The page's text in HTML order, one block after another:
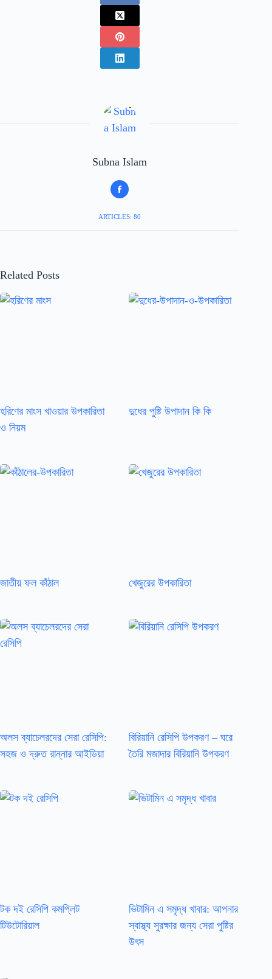
Subna Islam
ARTICLES: 80
Related Posts
হরিণের মাংস খাওয়ার উপকারিতা
ও নিয়ম
দুধের পুষ্টি উপাদান কি কি
জাতীয় ফল কাঁঠাল খেজুরের উপকারিতা
অলস ব্যাচেলরদের সেরা রেসিপি:
সহজ ও দ্রুত রান্নার আইডিয়া
বিরিয়ানি রেসিপি উপকরণ – ঘরে
তৈরি মজাদার বিরিয়ানি উপকরণ
টক দই রেসিপি কমপ্লিট
টিউটোরিয়াল
ভিটামিন এ সমৃদ্ধ খাবার: আপনার
স্বাস্থ্য সুরক্ষার জন্য সেরা পুষ্টির
উৎস